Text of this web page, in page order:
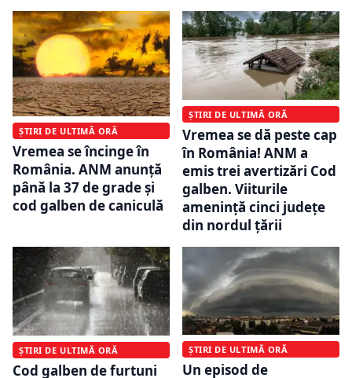
ȘTIRI DE ULTIMĂ ORĂ
Vremea se încinge în
România. ANM anunță
până la 37 de grade și
cod galben de caniculă
ȘTIRI DE ULTIMĂ ORĂ
Vremea se dă peste cap
în România! ANM a
emis trei avertizări Cod
galben. Viiturile
amenință cinci județe
din nordul țării
ȘTIRI DE ULTIMĂ ORĂ
Cod galben de furtuni
ȘTIRI DE ULTIMĂ ORĂ
Un episod de